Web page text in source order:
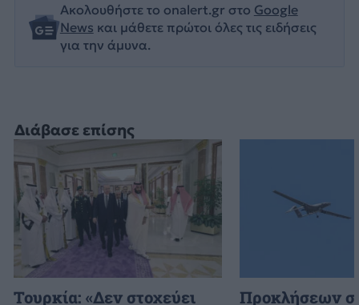
Διάβασε επίσης
Τουρκία: «Δεν στοχεύει
Προκλήσεων
Ακολουθήστε το onalert.gr στο Google
News και μάθετε πρώτοι όλες τις ειδήσεις
για την άμυνα.